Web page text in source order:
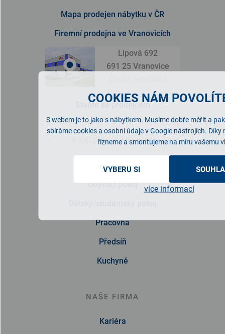
COOKIES NÁM
S webem je to jako s nábytkem. Musíme dobře měřit a
sbíráme cookies a osobní údaje v Google nástrojích. Díky
řízneme a smontujeme na míru vašemu
VYBERU SI
více informací
Mapa prodejen nábytku v ČR
Firemní prodejna ve Vranovicích
Lipová 692
691 25 Vranovice
Staňte se prodejcem
NABÍDKA NÁBYTKU
Ložnice
Obývací pokoj
Pracovna
Předsíň
Kuchyně
NAŠE FIRMA
Kariéra